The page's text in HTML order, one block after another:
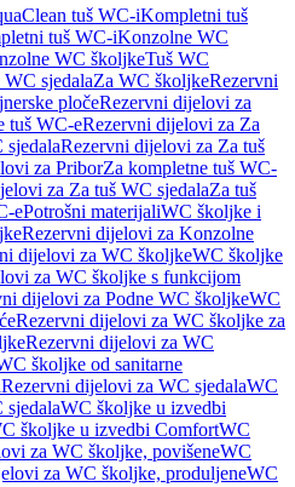
tuš WC-iKompletni tuš
tuš WC-iKonzolne WC
WC školjkeTuš WC
sjedalaZa WC školjkeRezervni
pločeRezervni dijelovi za
tuš WC-eRezervni dijelovi za Za
sjedalaRezervni dijelovi za Za tuš
za PriborZa kompletne tuš WC-
za Za tuš WC sjedalaZa tuš
ePotrošni materijaliWC školjke i
Rezervni dijelovi za Konzolne
dijelovi za WC školjkeWC školjke
za WC školjke s funkcijom
dijelovi za Podne WC školjkeWC
Rezervni dijelovi za WC školjke za
Rezervni dijelovi za WC
školjke od sanitarne
Rezervni dijelovi za WC sjedalaWC
WC školjke u izvedbi
školjke u izvedbi ComfortWC
za WC školjke, povišeneWC
za WC školjke, produljeneWC